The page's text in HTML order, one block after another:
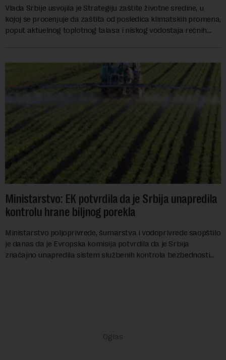
Vlada Srbije usvojila je Strategiju zaštite životne sredine, u
kojoj se procenjuje da zaštita od posledica klimatskih promena,
poput aktuelnog toplotnog talasa i niskog vodostaja rečnih
Ministarstvo: EK potvrdila da je Srbija unapredila
kontrolu hrane biljnog porekla
Ministarstvo poljoprivrede, šumarstva i vodoprivrede saopštilo
je danas da je Evropska komisija potvrdila da je Srbija
značajno unapredila sistem službenih kontrola bezbednosti